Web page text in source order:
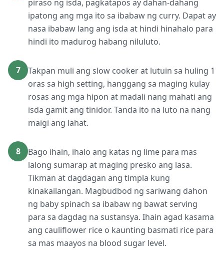
piraso ng isda, pagkatapos ay dahan-dahang
ipatong ang mga ito sa ibabaw ng curry. Dapat ay
nasa ibabaw lang ang isda at hindi hinahalo para
hindi ito madurog habang niluluto.
7
Takpan muli ang slow cooker at lutuin sa huling 1
oras sa high setting, hanggang sa maging kulay
rosas ang mga hipon at madali nang mahati ang
isda gamit ang tinidor. Tanda ito na luto na nang
maigi ang lahat.
8
Bago ihain, ihalo ang katas ng lime para mas
lalong sumarap at maging presko ang lasa.
Tikman at dagdagan ang timpla kung
kinakailangan. Magbudbod ng sariwang dahon
ng baby spinach sa ibabaw ng bawat serving
para sa dagdag na sustansya. Ihain agad kasama
ang cauliflower rice o kaunting basmati rice para
sa mas maayos na blood sugar level.